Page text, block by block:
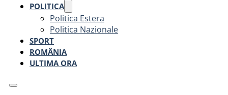
POLITICA
Politica Estera
Politica Nazionale
SPORT
ROMÂNIA
ULTIMA ORA